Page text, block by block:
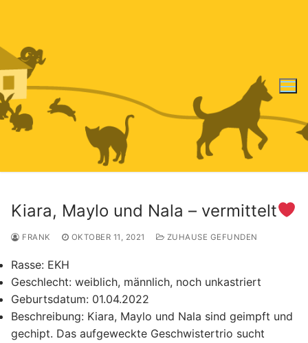
Kiara, Maylo und Nala – vermittelt
FRANK OKTOBER 11, 2021 ZUHAUSE GEFUNDEN
Rasse: EKH
Geschlecht: weiblich, männlich, noch unkastriert
Geburtsdatum: 01.04.2022
Beschreibung: Kiara, Maylo und Nala sind geimpft und
gechipt. Das aufgeweckte Geschwistertrio sucht